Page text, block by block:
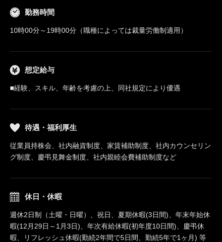
勤務時間
10時00分～19時00分（職種によっては裁量労働制適用）
想定給与
■経験、スキル、年齢を考慮の上、同社規定により優遇
待遇・福利厚生
従業員持株会、社内融資制度、家賃補助制度、社内カウンセリン
グ制度、慶弔見舞金制度、社内親睦会費補助制度など
休日・休暇
週休2日制（土曜・日曜）、祝日、夏期休暇(3日間)、年末年始休
暇(12月29日～1月3日)、年次有給休暇(初年度10日間)、慶弔休
暇、リフレッシュ休暇(勤続2年間で5日間、勤続5年で1ヶ月) 等